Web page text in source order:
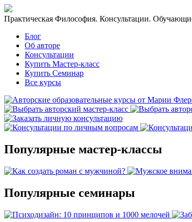
Практическая Философия. Консультации.
Блог
Об авторе
Консультации
Купить Мастер-класс
Купить Семинар
Все курсы
Популярные мастер-классы
Популярные семинары